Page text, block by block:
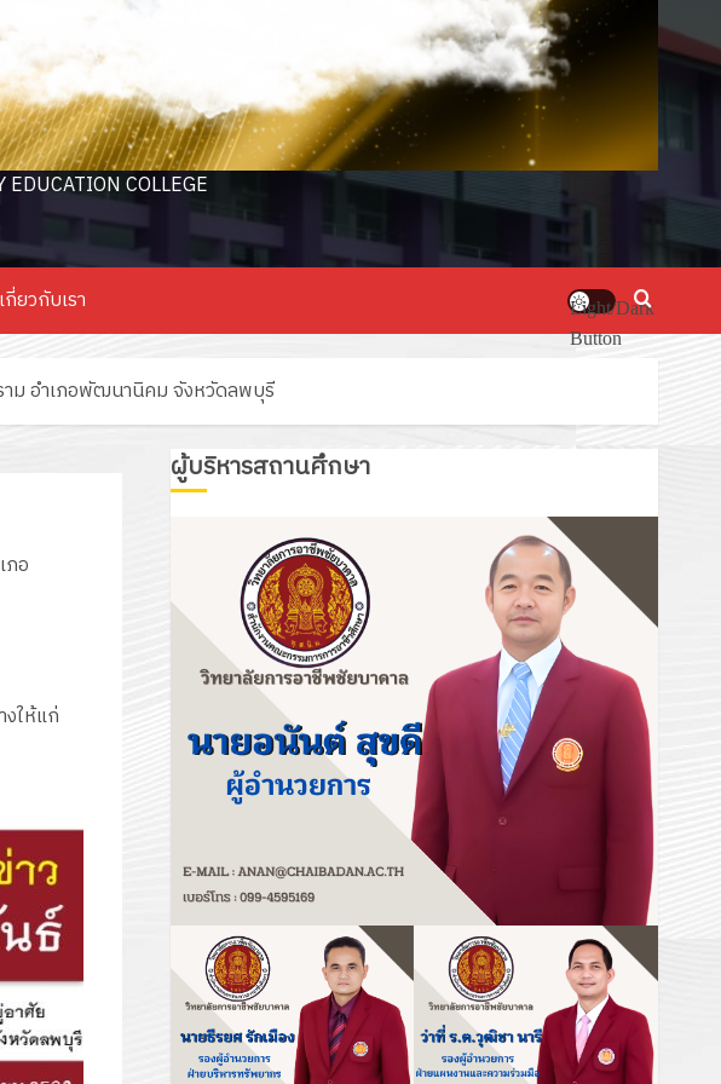
COLLEGE
เกี่ยวกับเรา
Light/Dark
Button
าม อำเภอพัฒนานิคม จังหวัดลพบุรี
ภอ
ให้แก่
ผู้บริหารสถานศึกษา